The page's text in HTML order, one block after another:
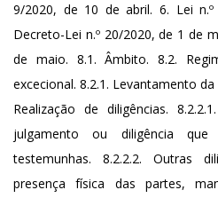
9/2020, de 10 de abril. 6. Lei
Decreto-Lei n.º 20/2020, de 1 de
de maio. 8.1. Âmbito. 8.2.
excecional. 8.2.1. Levantamento
Realização de diligências.
julgamento ou diligência
testemunhas. 8.2.2.2. Outras
presença física das partes,